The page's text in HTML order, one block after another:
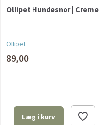
Ollipet Hundesnor | Creme
Ollipet
89,00
Læg i kurv